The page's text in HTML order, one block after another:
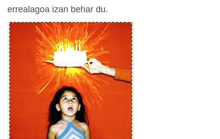
errealagoa izan behar du.